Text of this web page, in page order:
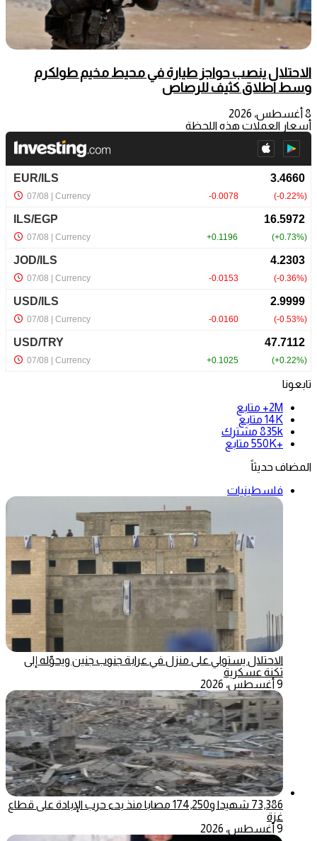
الاحتلال ينصب حواجز طيارة في محيط مخيم طولكرم
وسط اطلاق كثيف للرصاص
8 أغسطس، 2026
أسعار العملات هذه اللحظة
تابعونا
2M+
متابع
14K متابع
835k مشترك
+550K
متابع
المضاف حديثاً
فلسطينيات
الاحتلال يستولي على منزل في عرابة جنوب جنين ويحوّله إلى
ثكنة عسكرية
9 أغسطس، 2026
73,386 شهيدا و174,250 مصابا منذ بدء حرب الإبادة على قطاع
غزة
9 أغسطس، 2026